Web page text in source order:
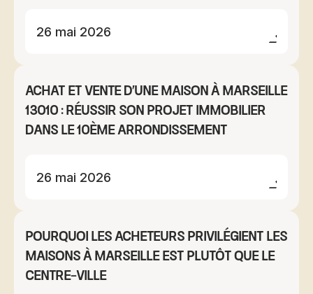
26 mai 2026
Achat et vente d'une maison à Marseille
13010 : réussir son projet immobilier
dans le 10ème arrondissement
26 mai 2026
Pourquoi les acheteurs privilégient les
maisons à Marseille Est plutôt que le
centre-ville